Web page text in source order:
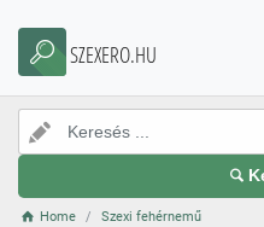
SZEXERO.HU
Home
Szexi fehérnemű